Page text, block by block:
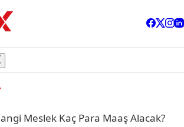
Meslek Kaç Para Maaş Alacak?